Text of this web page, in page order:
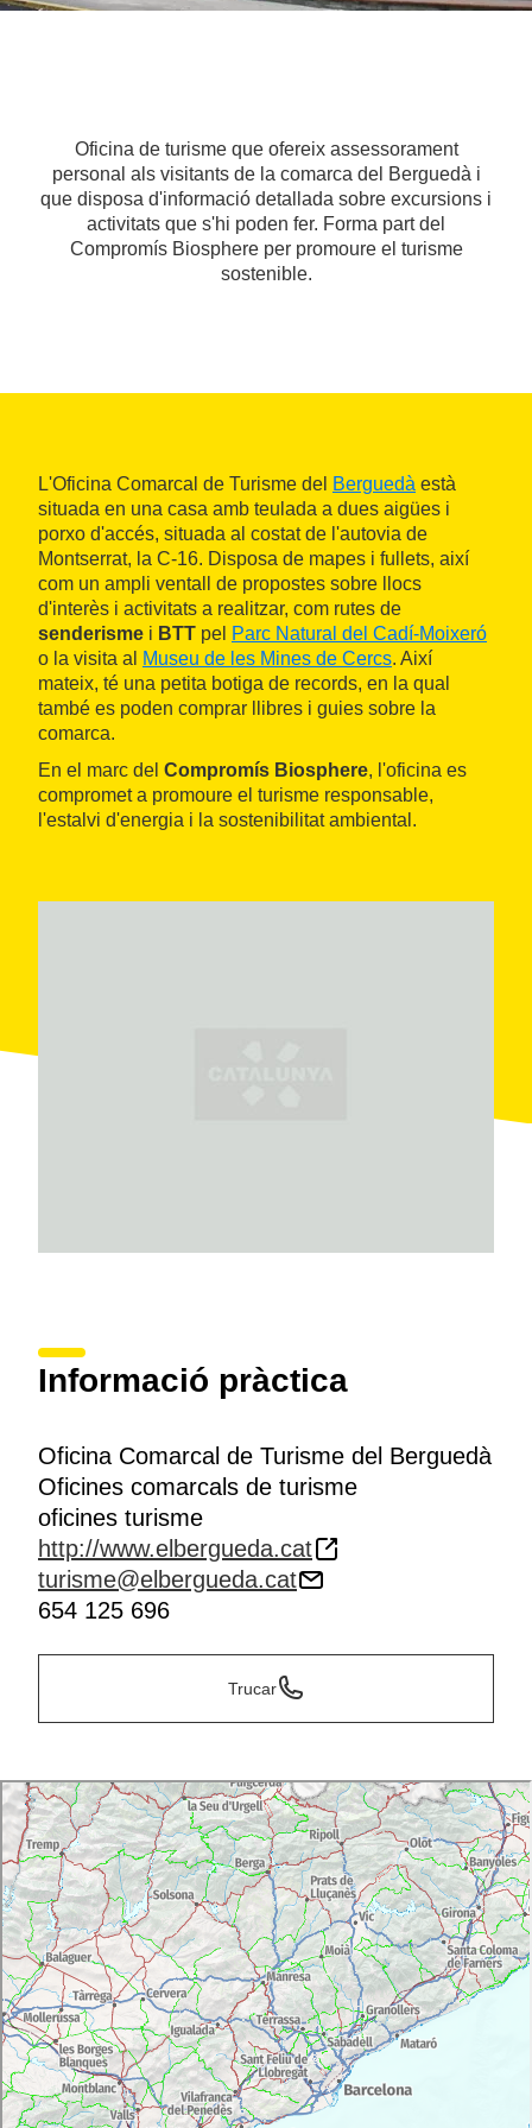
Oficina de turisme que ofereix assessorament
personal als visitants de la comarca del Berguedà i
que disposa d'informació detallada sobre excursions i
activitats que s'hi poden fer. Forma part del
Compromís Biosphere per promoure el turisme
sostenible.
L'Oficina Comarcal de Turisme del Berguedà està
situada en una casa amb teulada a dues aigües i
porxo d'accés, situada al costat de l'autovia de
Montserrat, la C-16. Disposa de mapes i fullets, així
com un ampli ventall de propostes sobre llocs
d'interès i activitats a realitzar, com rutes de
senderisme i BTT pel Parc Natural del Cadí-Moixeró
o la visita al
Museu de les Mines de Cercs. Així
mateix, té una petita botiga de records, en la qual
també es poden comprar llibres i guies sobre la
comarca.
En el marc del Compromís Biosphere, l'oficina es
compromet a promoure el turisme responsable,
l'estalvi d'energia i la sostenibilitat ambiental.
Informació pràctica
Oficina Comarcal de Turisme del Berguedà
Oficines comarcals de turisme
oficines turisme
http://www.elbergueda.cat
turisme@elbergueda.cat
654 125 696
Trucar